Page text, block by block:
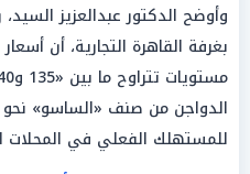
وأوضح الدكتور عبدالعزيز
بغرفة القاهرة التجارية، أن
للمستهلك الفعلي في المحلات